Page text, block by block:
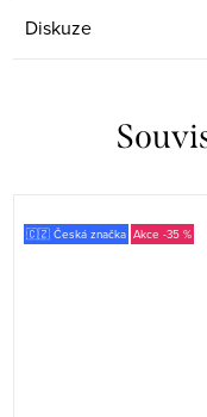
Diskuze
🇨🇿 Česká značka -35 %